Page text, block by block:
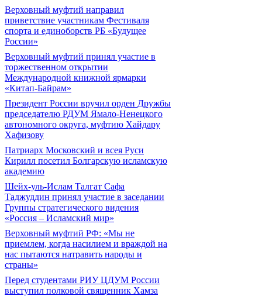
Верховный муфтий направил
приветствие участникам Фестиваля
спорта и единоборств РБ «Будущее
России»
Верховный муфтий принял участие в
торжественном открытии
Международной книжной ярмарки
«Китап-Байрам»
Президент России вручил орден Дружбы
председателю РДУМ Ямало-Ненецкого
автономного округа, муфтию Хайдару
Хафизову
Патриарх Московский и всея Руси
Кирилл посетил Болгарскую исламскую
академию
Шейх-уль-Ислам Талгат Сафа
Таджуддин принял участие в заседании
Группы стратегического видения
«Россия – Исламский мир»
Верховный муфтий РФ: «Мы не
приемлем, когда насилием и враждой на
нас пытаются натравить народы и
страны»
Перед студентами РИУ ЦДУМ России
выступил полковой священник Хамза